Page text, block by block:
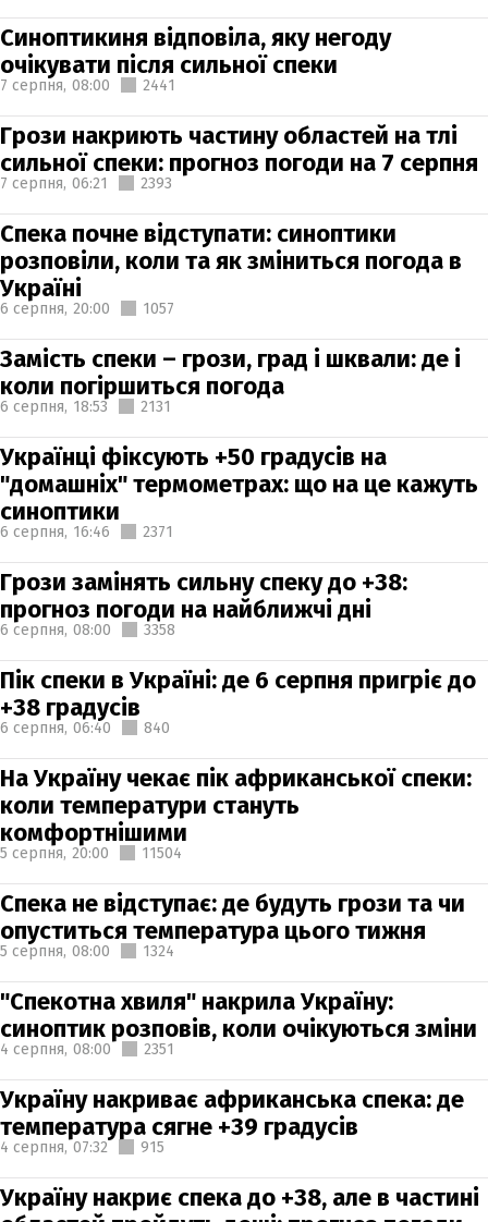
Синоптикиня відповіла, яку негоду
очікувати після сильної спеки
7 серпня, 08:00 2441
Грози накриють частину областей на тлі
сильної спеки: прогноз погоди на 7 серпня
7 серпня, 06:21 2393
Спека почне відступати: синоптики
розповіли, коли та як зміниться погода в
Україні
6 серпня, 20:00 1057
Замість спеки – грози, град і шквали: де і
коли погіршиться погода
6 серпня, 18:53 2131
Українці фіксують +50 градусів на
"домашніх" термометрах: що на це кажуть
синоптики
6 серпня, 16:46 2371
Грози замінять сильну спеку до +38:
прогноз погоди на найближчі дні
6 серпня, 08:00 3358
Пік спеки в Україні: де 6 серпня пригріє до
+38 градусів
6 серпня, 06:40 840
На Україну чекає пік африканської спеки:
коли температури стануть
комфортнішими
5 серпня, 20:00 11504
Спека не відступає: де будуть грози та чи
опуститься температура цього тижня
5 серпня, 08:00 1324
"Спекотна хвиля" накрила Україну:
синоптик розповів, коли очікуються зміни
4 серпня, 08:00 2351
Україну накриває африканська спека: де
температура сягне +39 градусів
4 серпня, 07:32 915
Україну накриє спека до +38, але в частині